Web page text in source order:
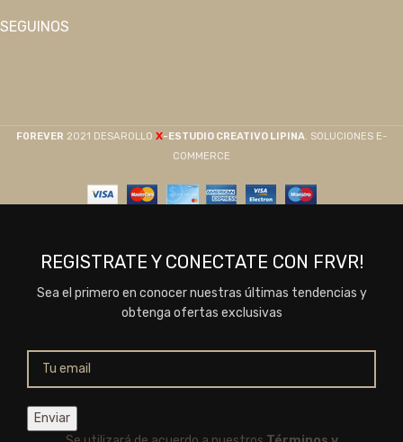
SEGUINOS
F0REVER 2021 DESAROLLO X-ESTUDIO CREATIVO LIPINA. SOLUCIONES E-
COMMERCE
REGISTRATE Y CONECTATE CON FRVR!
Sea el primero en conocer nuestras últimas tendencias y
obtenga ofertas exclusivas